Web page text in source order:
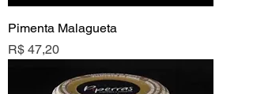
Pimenta Malagueta
Preço
R$ 47,20